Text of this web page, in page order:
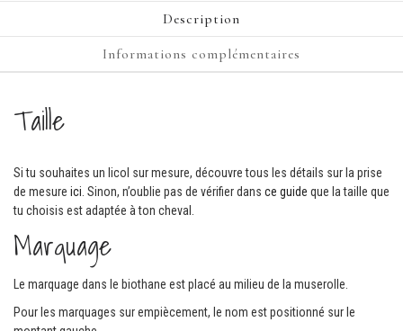
Description
Informations complémentaires
Taille
Si tu souhaites un licol sur mesure, découvre tous les détails sur la prise
de mesure ici . Sinon, n’oublie pas de vérifier dans ce guide que la taille que
tu choisis est adaptée à ton cheval.
Marquage
Le marquage dans le biothane est placé au milieu de la muserolle.
Pour les marquages sur empiècement, le nom est positionné sur le